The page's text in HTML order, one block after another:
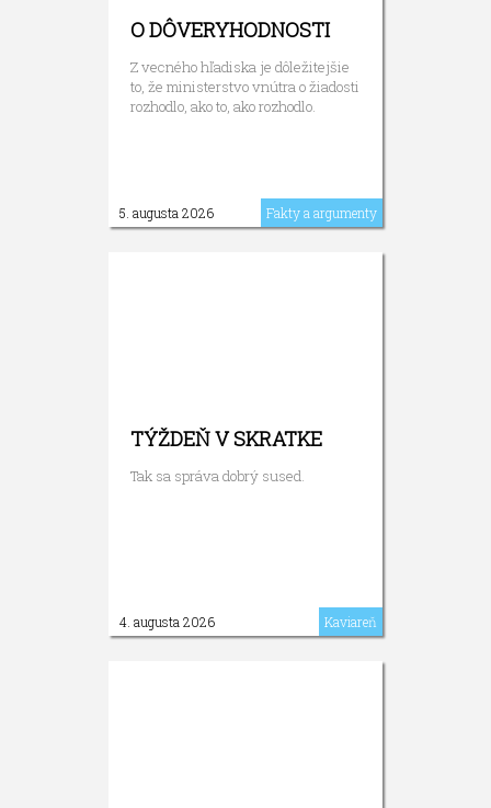
O DÔVERYHODNOSTI
Z vecného hľadiska je dôležitejšie
to, že ministerstvo vnútra o žiadosti
rozhodlo, ako to, ako rozhodlo.
5. augusta 2026 Fakty a argumenty
TÝŽDEŇ V SKRATKE
Tak sa správa dobrý sused.
4. augusta 2026 Kaviareň